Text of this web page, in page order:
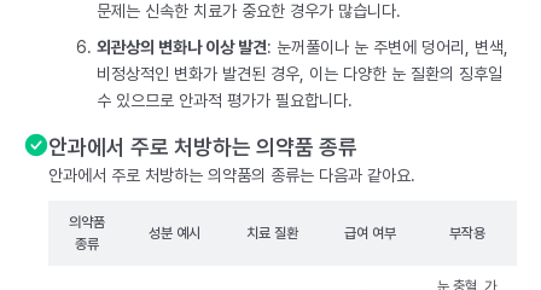
문제는 신속한 치료가 중요한 경우가 많습니다.
외관상의 변화나 이상 발견: 눈꺼풀이나 눈 주변에 덩어리, 변색,
비정상적인 변화가 발견된 경우, 이는 다양한 눈 질환의 징후일
수 있으므로 안과적 평가가 필요합니다.
안과에서 주로 처방하는 의약품 종류
안과에서 주로 처방하는 의약품의 종류는 다음과 같아요.
의약품
종류
성분 예시 치료 질환 급여 여부 부작용
눈 충혈, 가